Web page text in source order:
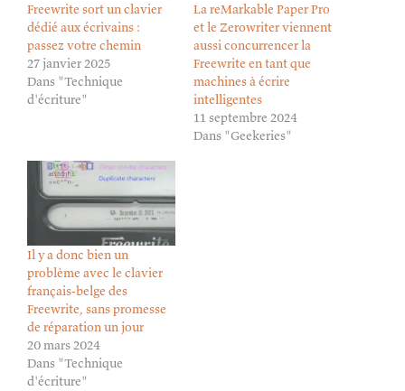
Freewrite sort un clavier
dédié aux écrivains :
passez votre chemin
27 janvier 2025
Dans "Technique
d'écriture"
La reMarkable Paper Pro
et le Zerowriter viennent
aussi concurrencer la
Freewrite en tant que
machines à écrire
intelligentes
11 septembre 2024
Dans "Geekeries"
Il y a donc bien un
problème avec le clavier
français-belge des
Freewrite, sans promesse
de réparation un jour
20 mars 2024
Dans "Technique
d'écriture"